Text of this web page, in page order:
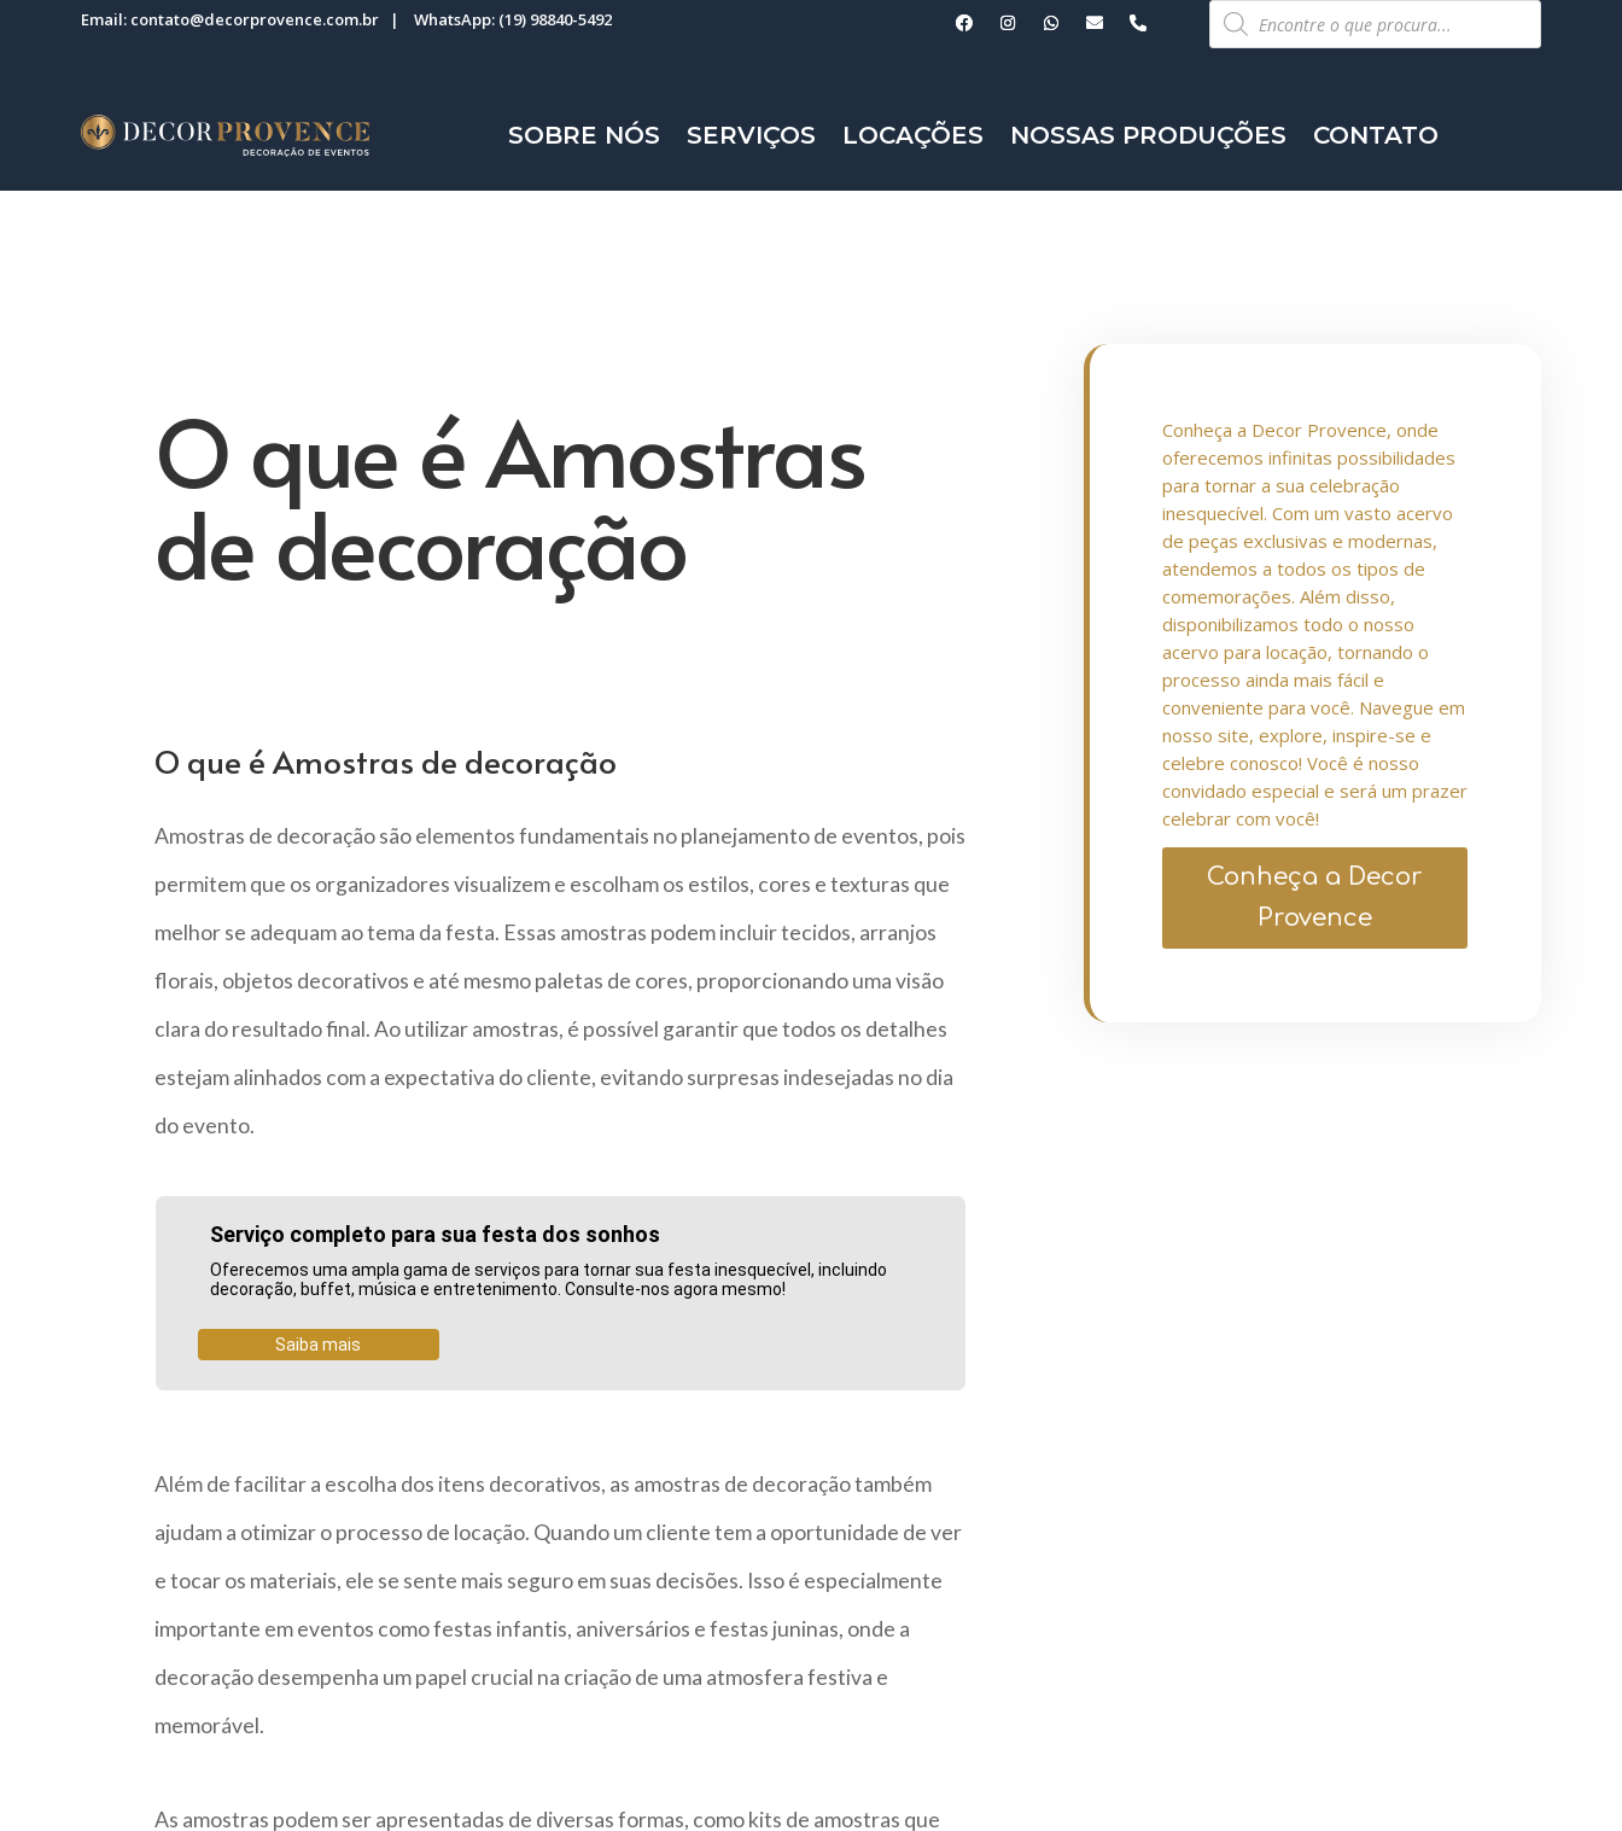
Email: contato@decorprovence.com.br | WhatsApp: (19) 98840-5492
Pesquisar
produtos
SOBRE NÓS SERVIÇOS LOCAÇÕES NOSSAS PRODUÇÕES CONTATO
O que é Amostras
de decoração
O que é Amostras de decoração
Amostras de decoração são elementos fundamentais no planejamento de eventos, pois
permitem que os organizadores visualizem e escolham os estilos, cores e texturas que
melhor se adequam ao tema da festa. Essas amostras podem incluir tecidos, arranjos
florais, objetos decorativos e até mesmo paletas de cores, proporcionando uma visão
clara do resultado final. Ao utilizar amostras, é possível garantir que todos os detalhes
estejam alinhados com a expectativa do cliente, evitando surpresas indesejadas no dia
do evento.
Serviço completo para sua festa dos sonhos
Oferecemos uma ampla gama de serviços para tornar sua festa inesquecível, incluindo
decoração, buffet, música e entretenimento. Consulte-nos agora mesmo!
Saiba mais
Além de facilitar a escolha dos itens decorativos, as amostras de decoração também
ajudam a otimizar o processo de locação. Quando um cliente tem a oportunidade de ver
e tocar os materiais, ele se sente mais seguro em suas decisões. Isso é especialmente
importante em eventos como festas infantis, aniversários e festas juninas, onde a
decoração desempenha um papel crucial na criação de uma atmosfera festiva e
memorável.
As amostras podem ser apresentadas de diversas formas, como kits de amostras que
Conheça a Decor Provence, onde
oferecemos infinitas possibilidades
para tornar a sua celebração
inesquecível. Com um vasto acervo
de peças exclusivas e modernas,
atendemos a todos os tipos de
comemorações. Além disso,
disponibilizamos todo o nosso
acervo para locação, tornando o
processo ainda mais fácil e
conveniente para você. Navegue em
nosso site, explore, inspire-se e
celebre conosco! Você é nosso
convidado especial e será um prazer
celebrar com você!
Conheça a Decor
Provence